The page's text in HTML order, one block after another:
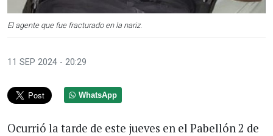
El agente que fue fracturado en la nariz.
11 SEP 2024 - 20:29
WhatsApp
Ocurrió la tarde de este jueves en el Pabellón 2 de